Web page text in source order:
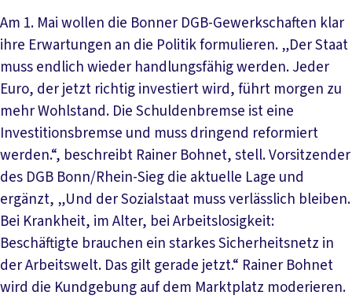
Am 1. Mai wollen die Bonner DGB-Gewerkschaften klar
ihre Erwartungen an die Politik formulieren. „Der Staat
muss endlich wieder handlungsfähig werden. Jeder
Euro, der jetzt richtig investiert wird, führt morgen zu
mehr Wohlstand. Die Schuldenbremse ist eine
Investitionsbremse und muss dringend reformiert
werden.“, beschreibt Rainer Bohnet, stell. Vorsitzender
des DGB Bonn/Rhein-Sieg die aktuelle Lage und
ergänzt, „Und der Sozialstaat muss verlässlich bleiben.
Bei Krankheit, im Alter, bei Arbeitslosigkeit:
Beschäftigte brauchen ein starkes Sicherheitsnetz in
der Arbeitswelt. Das gilt gerade jetzt.“ Rainer Bohnet
wird die Kundgebung auf dem Marktplatz moderieren.